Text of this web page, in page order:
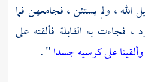
، ولم يستثن ، فجامعهن فما
فجاءت به القابلة فألقته على
وألقينا على كرسيه جسدا" .